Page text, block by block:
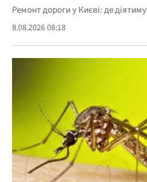
Ремонт дороги у Києві: де
8.08.2026 08:18